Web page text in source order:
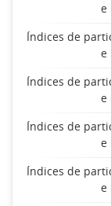
e
Índices de
e
Índices de
e
Índices de
e
Índices de
e